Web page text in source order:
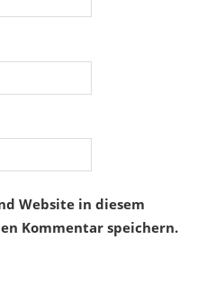
Website in diesem
Kommentar speichern.